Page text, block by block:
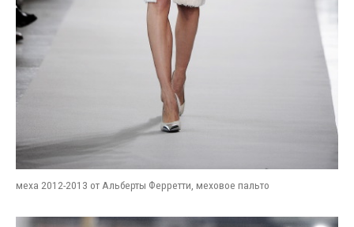
меха 2012-2013 от Альберты Ферретти, меховое пальто